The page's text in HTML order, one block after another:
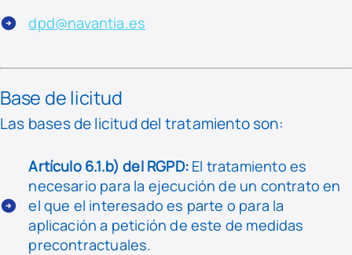
dpd@navantia.es
Base de licitud
Las bases de licitud del tratamiento son:
Artículo 6.1.b) del RGPD:El tratamiento es
necesario para la ejecución de un contrato en
el que el interesado es parte o para la
aplicación a petición de este de medidas
precontractuales.